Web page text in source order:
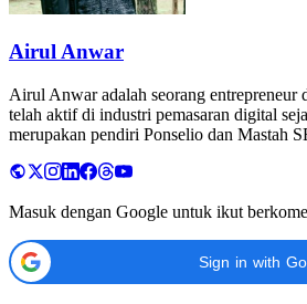
Airul Anwar
Airul Anwar adalah seorang entrepreneur
telah aktif di industri pemasaran digital
merupakan pendiri Ponselio dan Mastah
Masuk dengan Google untuk ikut
Sign in with